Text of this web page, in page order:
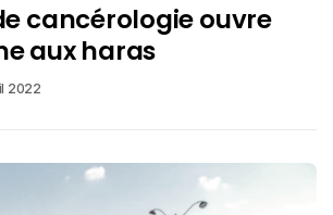
cancérologie ouvre
aux haras
2022